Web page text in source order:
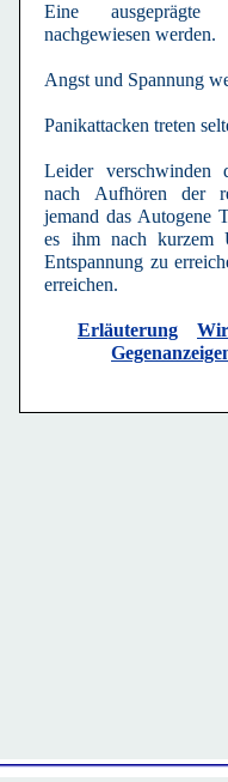
Eine
nachgewiesen werden.
Angst und Spannung
Panikattacken treten
Leider verschwinden
nach Aufhören der
jemand das Autogene
es ihm nach kurzem
Entspannung zu
erreichen.
Erläuterung